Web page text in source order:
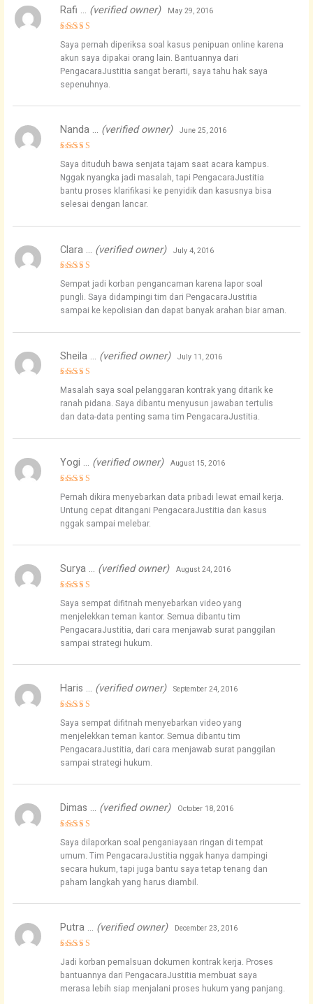
out of 5
Rafi … (verified owner) May 29, 2016
Saya pernah diperiksa soal kasus penipuan online karena
akun saya dipakai orang lain. Bantuannya dari
PengacaraJustitia sangat berarti, saya tahu hak saya
sepenuhnya.
Rated
out of 5
Nanda … (verified owner) June 25, 2016
Saya dituduh bawa senjata tajam saat acara kampus.
Nggak nyangka jadi masalah, tapi PengacaraJustitia
bantu proses klarifikasi ke penyidik dan kasusnya bisa
selesai dengan lancar.
out of 5
Clara … (verified owner) July 4, 2016
Sempat jadi korban pengancaman karena lapor soal
pungli. Saya didampingi tim dari PengacaraJustitia
sampai ke kepolisian dan dapat banyak arahan biar aman.
Rated4
out of 5
Sheila … (verified owner) July 11, 2016
Masalah saya soal pelanggaran kontrak yang ditarik ke
ranah pidana. Saya dibantu menyusun jawaban tertulis
dan data-data penting sama tim PengacaraJustitia.
out of 5
Yogi … (verified owner) August 15, 2016
Pernah dikira menyebarkan data pribadi lewat email kerja.
Untung cepat ditangani PengacaraJustitia dan kasus
nggak sampai melebar.
out of 5
Surya … (verified owner) August 24, 2016
Saya sempat difitnah menyebarkan video yang
menjelekkan teman kantor. Semua dibantu tim
PengacaraJustitia, dari cara menjawab surat panggilan
sampai strategi hukum.
out of 5
Haris … (verified owner) September 24, 2016
Saya sempat difitnah menyebarkan video yang
menjelekkan teman kantor. Semua dibantu tim
PengacaraJustitia, dari cara menjawab surat panggilan
sampai strategi hukum.
Rated
out of 5
Dimas … (verified owner) October 18, 2016
Saya dilaporkan soal penganiayaan ringan di tempat
umum. Tim PengacaraJustitia nggak hanya dampingi
secara hukum, tapi juga bantu saya tetap tenang dan
paham langkah yang harus diambil.
Rated
5
out of 5
Putra … (verified owner) December 23, 2016
Jadi korban pemalsuan dokumen kontrak kerja. Proses
bantuannya dari PengacaraJustitia membuat saya
merasa lebih siap menjalani proses hukum yang panjang.